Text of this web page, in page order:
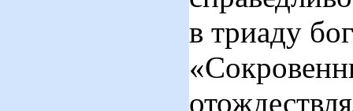
в триаду